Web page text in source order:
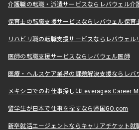
介護職の転職・派遣サービスならレバウェル介
保育士の転職支援サービスならレバウェル保育
リハビリ職の転職支援サービスならレバウェル
医師の転職支援サービスならレバウェル医師
医療・ヘルスケア業界の課題解決支援ならレバ
メキシコでのお仕事探しはLeverages Career
留学生が日本で仕事を探すなら帰国GO.com
新卒就活エージェントならキャリアチケット就